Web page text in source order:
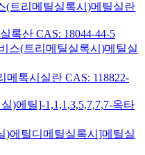
(트리메틸실록시)메틸실란
록산 CAS: 18044-44-5
스(트리메틸실록시)메틸실
톡시실란 CAS: 118822-
)에틸]-1,1,1,3,5,7,7,7-옥타
)에틸디메틸실록시]메틸실